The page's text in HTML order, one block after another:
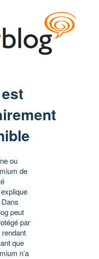
ou
de
peut
par
que
n’a